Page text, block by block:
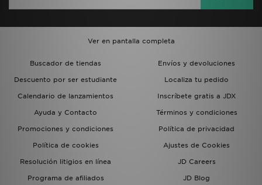
Ver en pantalla completa
Buscador de tiendas
Envíos y devoluciones
Descuento por ser estudiante
Localiza tu pedido
Calendario de lanzamientos
Inscríbete gratis a JDX
Ayuda y Contacto
Términos y condiciones
Promociones y condiciones
Política de privacidad
Política de cookies
Ajustes de Cookies
Resolución litigios en línea
JD Careers
Programa de afiliados
JD Blog